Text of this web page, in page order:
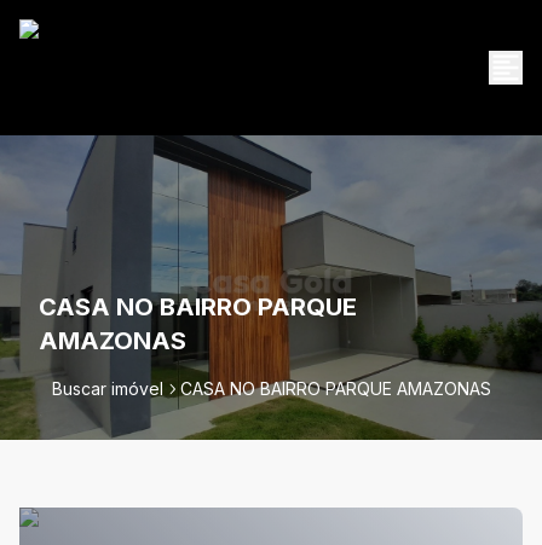
CASA NO BAIRRO PARQUE
AMAZONAS
Buscar imóvel CASA NO BAIRRO PARQUE AMAZONAS